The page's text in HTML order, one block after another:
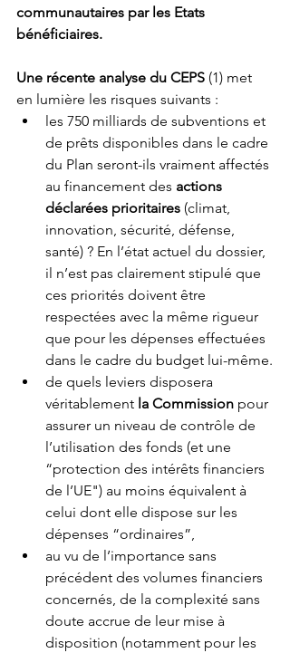
communautaires par les Etats
bénéficiaires.
Une récente analyse du CEPS (1) met
en lumière les risques suivants :
les 750 milliards de subventions et
de prêts disponibles dans le cadre
du Plan seront-ils vraiment affectés
au financement des actions
déclarées prioritaires (climat,
innovation, sécurité, défense,
santé) ? En l’état actuel du dossier,
il n’est pas clairement stipulé que
ces priorités doivent être
respectées avec la même rigueur
que pour les dépenses effectuées
dans le cadre du budget lui-même.
de quels leviers disposera
véritablement la Commission pour
assurer un niveau de contrôle de
l’utilisation des fonds (et une
“protection des intérêts financiers
de l’UE") au moins équivalent à
celui dont elle dispose sur les
dépenses “ordinaires”,
au vu de l’importance sans
précédent des volumes financiers
concernés, de la complexité sans
doute accrue de leur mise à
disposition (notamment pour les